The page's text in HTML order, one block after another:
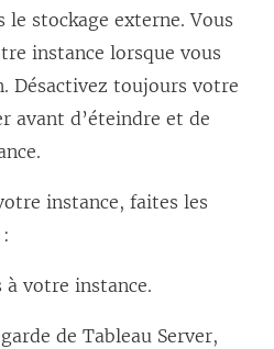
le stockage externe. Vous
instance lorsque vous
Désactivez toujours votre
avant d’éteindre et de
instance, faites les
à votre instance.
de Tableau Server,